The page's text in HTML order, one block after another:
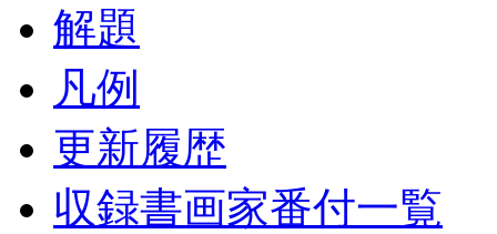
解題
凡例
更新履歴
収録書画家番付一覧